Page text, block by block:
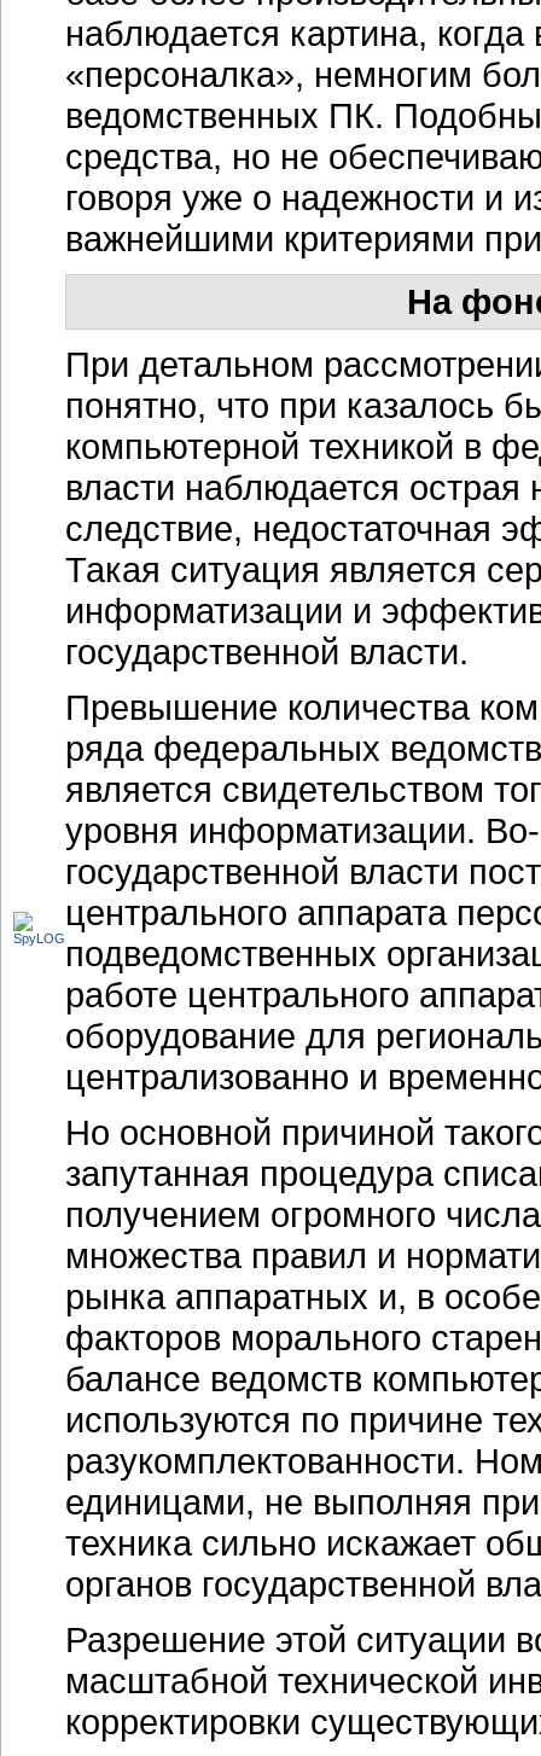
наблюдается картина, когда
«персоналка», немногим
ведомственных ПК.
средства, но не
говоря уже о надежности и
важнейшими критериями
На
При детальном
понятно, что при казалось
компьютерной техникой в
власти наблюдается острая
следствие, недостаточная
Такая ситуация является
информатизации и
государственной власти.
Превышение количества
ряда федеральных
является свидетельством
уровня информатизации.
государственной власти
центрального аппарата
подведомственных
работе центрального
оборудование для
централизованно и
Но основной причиной
запутанная процедура
получением огромного
множества правил и
рынка аппаратных и, в
факторов морального
балансе ведомств
используются по причине
разукомплектованности.
единицами, не выполняя
техника сильно искажает
органов государственной
Разрешение этой ситуации
масштабной технической
корректировки